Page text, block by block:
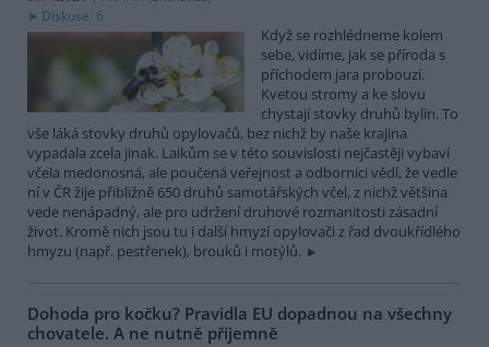
Diskuse: 6
Když se rozhlédneme kolem
sebe, vidíme, jak se příroda s
příchodem jara probouzí.
Kvetou stromy a ke slovu
chystají stovky druhů bylin. To
vše láká stovky druhů opylovačů, bez nichž by naše krajina
vypadala zcela jinak. Laikům se v této souvislosti nejčastěji vybaví
včela medonosná, ale poučená veřejnost a odborníci vědí, že vedle
ní v ČR žije přibližně 650 druhů samotářských včel, z nichž většina
vede nenápadný, ale pro udržení druhové rozmanitosti zásadní
život. Kromě nich jsou tu i další hmyzí opylovači z řad dvoukřídlého
hmyzu (např. pestřenek), brouků i motýlů.
Dohoda pro kočku? Pravidla EU dopadnou na všechny
chovatele. A ne nutně příjemně